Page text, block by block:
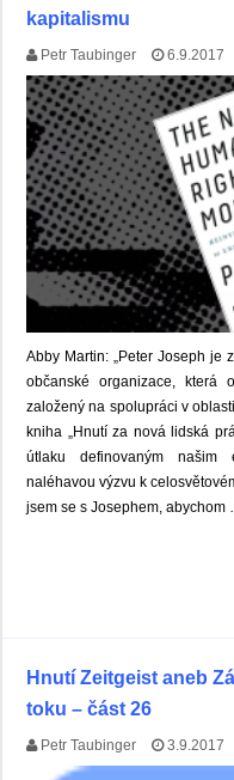
kapitalismu
Petr Taubinger 6.9.2017
Abby Martin: „Peter Joseph je
občanské organizace, která
založený na spolupráci v
kniha „Hnutí za nová lidská
útlaku definovaným našim
naléhavou výzvu k
jsem se s Josephem, abychom
Hnutí Zeitgeist aneb
toku – část 26
Petr Taubinger 3.9.2017